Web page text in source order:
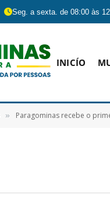
Seg. a sexta. de 08:00 às
INICÍO
» Paragominas recebe o